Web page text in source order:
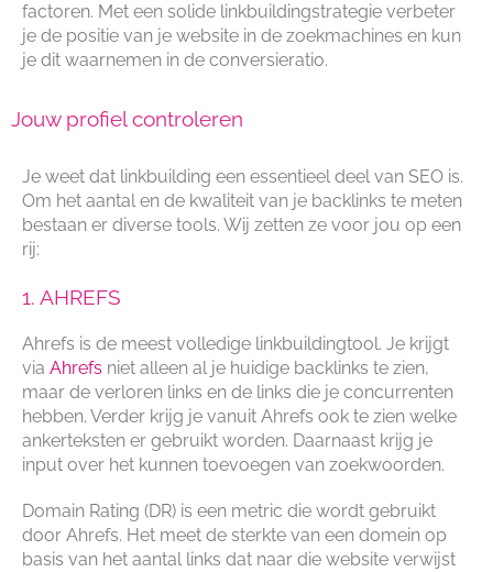
factoren. Met een solide linkbuildingstrategie verbeter
je de positie van je website in de zoekmachines en kun
je dit waarnemen in de conversieratio.
Jouw profiel controleren
Je weet dat linkbuilding een essentieel deel van SEO is.
Om het aantal en de kwaliteit van je backlinks te meten
bestaan er diverse tools. Wij zetten ze voor jou op een
rij:
1. AHREFS
Ahrefs is de meest volledige linkbuildingtool. Je krijgt
via Ahrefs niet alleen al je huidige backlinks te zien,
maar de verloren links en de links die je concurrenten
hebben. Verder krijg je vanuit Ahrefs ook te zien welke
ankerteksten er gebruikt worden. Daarnaast krijg je
input over het kunnen toevoegen van zoekwoorden.
Domain Rating (DR) is een metric die wordt gebruikt
door Ahrefs. Het meet de sterkte van een domein op
basis van het aantal links dat naar die website verwijst